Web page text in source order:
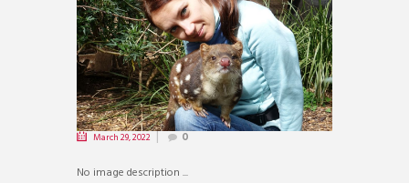
March 29, 2022 0
No image description ...